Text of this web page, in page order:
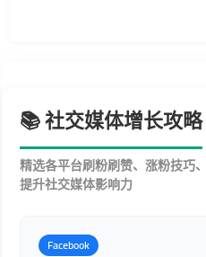
📚 社交媒体增长攻略
精选各平台刷粉刷赞、涨粉技巧
提升社交媒体影响力
Facebook